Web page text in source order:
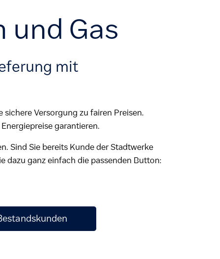
und Gas
mit
Versorgung zu fairen Preisen.
garantieren.
Sind Sie bereits Kunde der Stadtwerke
dazu ganz einfach die passenden Button: